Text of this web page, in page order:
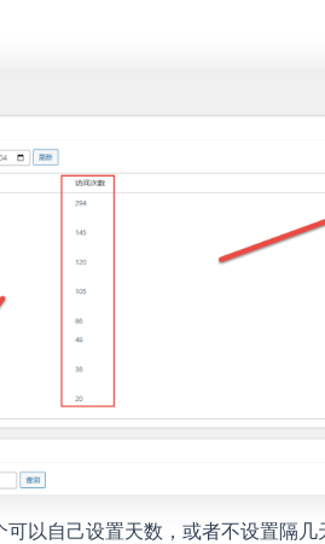
以自己设置天数，或者不设置隔几